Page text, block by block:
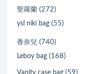
聖羅蘭 (272)
ysl niki bag (55)
香奈兒 (740)
Leboy bag (168)
Vanity case bag (59)